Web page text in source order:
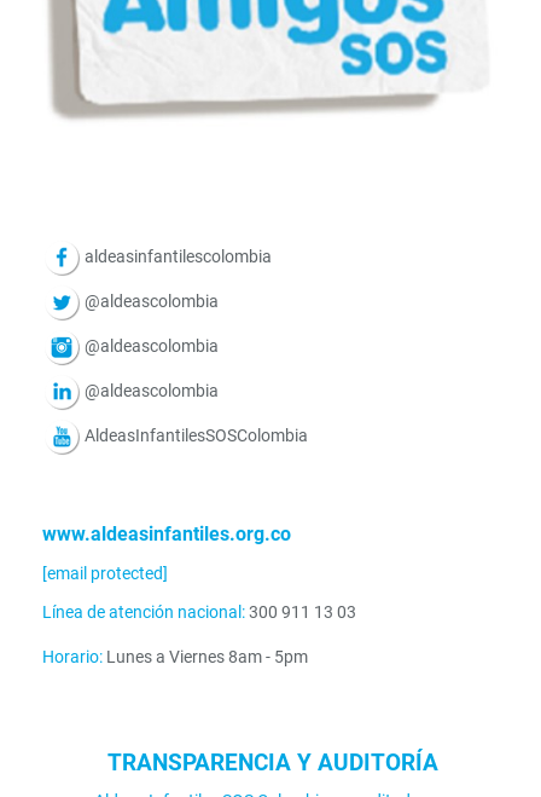
aldeasinfantilescolombia
@aldeascolombia
@aldeascolombia
@aldeascolombia
AldeasInfantilesSOSColombia
www.aldeasinfantiles.org.co
[email protected]
Línea de atención nacional:300 911 13 03
Horario: Lunes a Viernes 8am - 5pm
TRANSPARENCIA Y AUDITORÍA